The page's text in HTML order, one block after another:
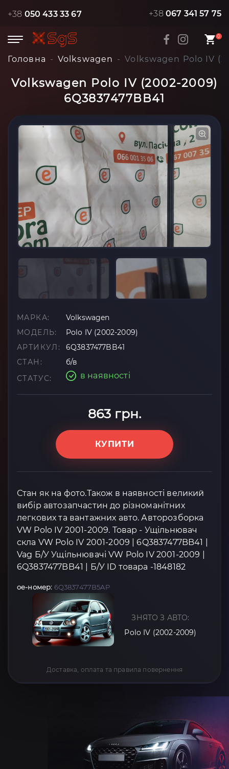
+38 050 433 33 67 +38 067 341 57 75
0
Головна Volkswagen Volkswagen Polo IV
Volkswagen Polo IV (2002-2009)
6Q3837477BB41
МАРКА:
Volkswagen
МОДЕЛЬ:
Polo IV (2002-2009)
АРТИКУЛ:
6Q3837477BB41
СТАН:
б/в
СТАТУС:
в наявності
863 грн.
КУПИТИ
Стан як на фото.Також в наявності великий
вибір автозапчастин до різноманітних
легкових та вантажних авто. Авторозборка
VW Polo IV 2001-2009. Товар - Ущільнювач
скла VW Polo IV 2001-2009 | 6Q3837477BB41 |
Vag Б/У Ущільнювачі VW Polo IV 2001-2009 |
6Q3837477BB41 | Б/У ID товара -1848182
oe-номер: 6Q3837477B5AP
ЗНЯТО З АВТО:
Polo IV (2002-2009)
Доставка, оплата та правила повернення